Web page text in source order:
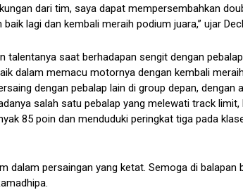
dari tim, saya dapat mempersembahkan
lagi dan kembali meraih podium juara,” ujar
talentanya saat berhadapan sengit dengan
dalam memacu motornya dengan kembali
dengan pebalap lain di group depan, dengan
salah satu pebalap yang melewati track limit,
85 poin dan menduduki peringkat tiga pada
dalam persaingan yang ketat. Semoga di balapan